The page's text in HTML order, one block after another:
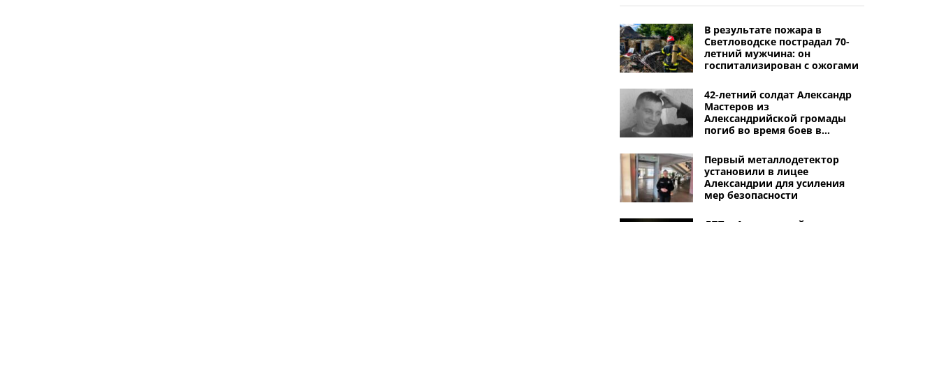
В результате пожара в
Светловодске пострадал 70-
летний мужчина: он
госпитализирован с ожогами
42-летний солдат Александр
Мастеров из
Александрийской громады
погиб во время боев в
Первый металлодетектор
установили в лицее
Александрии для усиления
мер безопасности
ДТП в Александрийском